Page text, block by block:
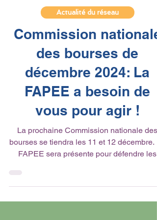
18 nov. 2024 1 min de lecture
Actualité du réseau
Commission nationale
des bourses de
décembre 2024: La
FAPEE a besoin de
vous pour agir !
La prochaine Commission nationale des
bourses se tiendra les 11 et 12 décembre.